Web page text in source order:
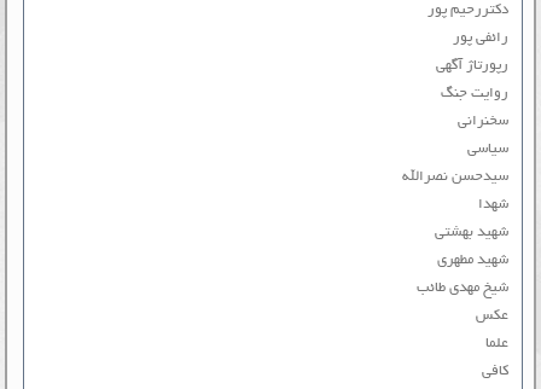
دکتررحیم پور
رائفی پور
رپورتاژ آگهی
روایت جنگ
سخنرانی
سیاسی
سیدحسن نصرالله
شهدا
شهید بهشتی
شهید مطهری
شیخ مهدی طائب
عکس
علما
کافی